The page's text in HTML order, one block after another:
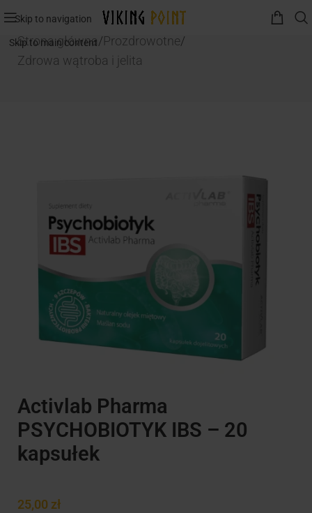
Skip to navigation
Skip to main content
Strona główna/Prozdrowotne/
Zdrowa wątroba i jelita
Activlab Pharma
PSYCHOBIOTYK IBS – 20
kapsułek
25,00 zł